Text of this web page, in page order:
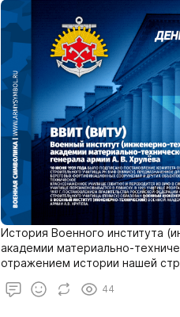
История Военного института
академии материально-
отражением истории нашей
44